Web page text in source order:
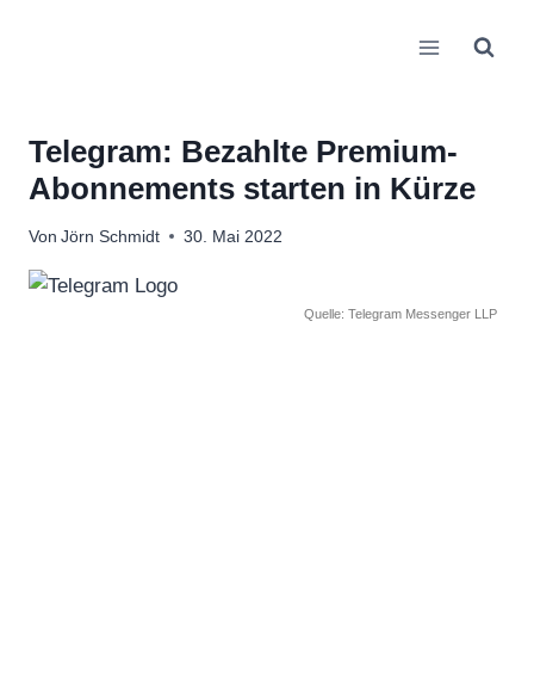
Telegram: Bezahlte Premium-
Abonnements starten in Kürze
Von Jörn Schmidt 30. Mai 2022
Quelle: Telegram Messenger LLP